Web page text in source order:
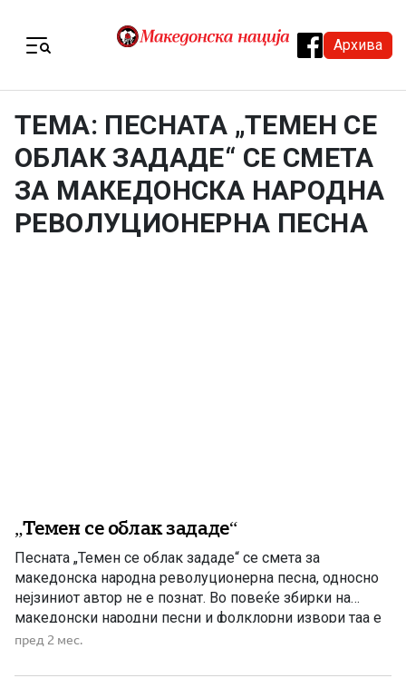
Архива
ТЕМА: ПЕСНАТА „ТЕМЕН СЕ
ОБЛАК ЗАДАДЕ“ СЕ СМЕТА
ЗА МАКЕДОНСКА НАРОДНА
РЕВОЛУЦИОНЕРНА ПЕСНА
„Темен се облак зададе“
Песната „Темен се облак зададе“ се смета за
македонска народна револуционерна песна, односно
нејзиниот автор не е познат. Во повеќе збирки на
македонски народни песни и фолклорни извори таа е
заведена како песна од македонскиот народен
македонското револуционерно движење од крајот на
пред 2 мес.